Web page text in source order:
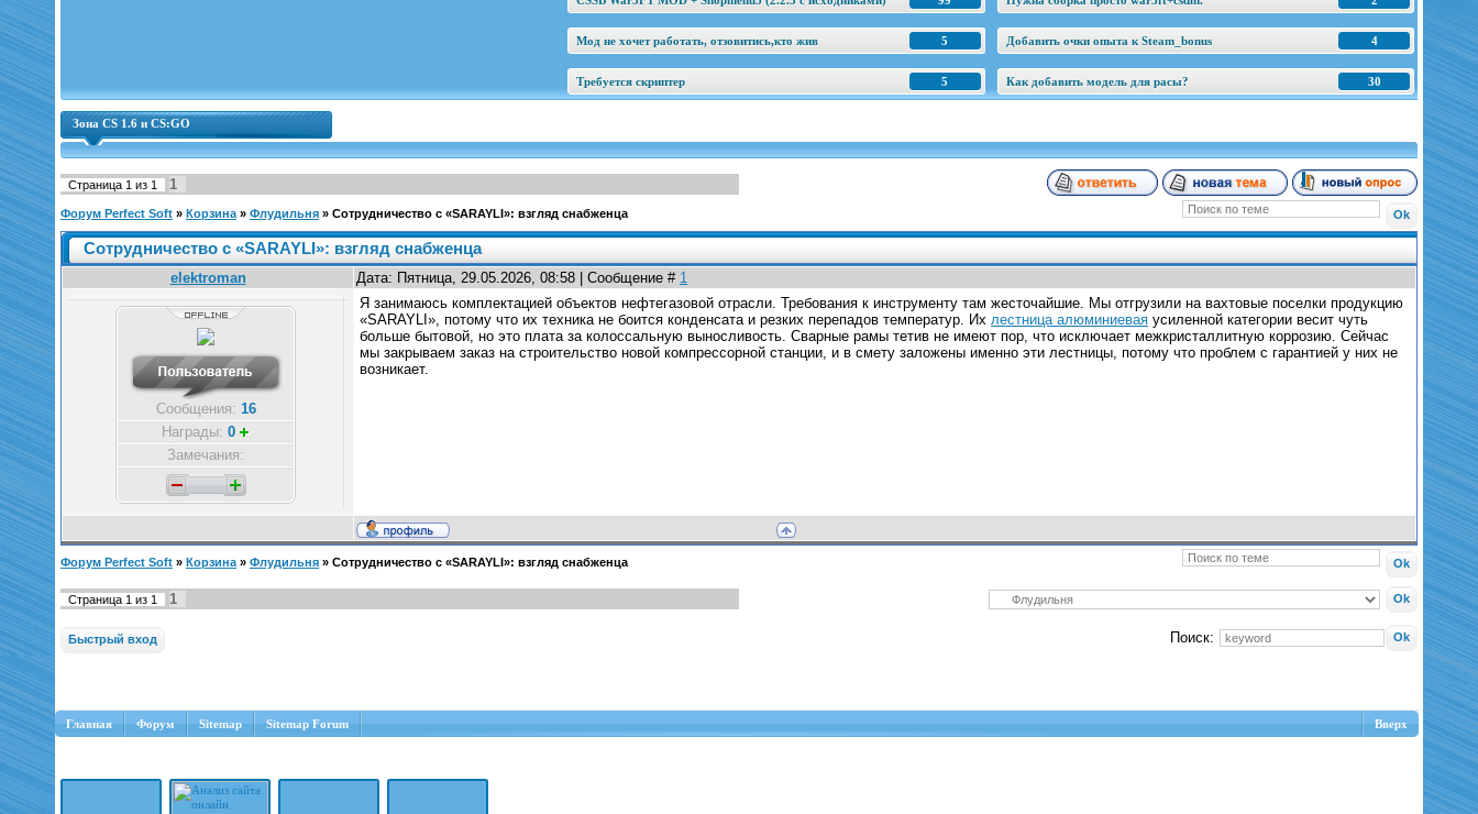
5
Мод не хочет работать, отзовитись,кто жив 4
Добавить очки опыта к Steam_bonus
5
Требуется скриптер 30
Как добавить модель для расы?
Зона CS 1.6 и CS:GO
Страница 1 из 1 1
Форум Perfect Soft » Корзина » Флудильня » Сотрудничество с «SARAYLI»: взгляд снабженца
Сотрудничество с «SARAYLI»: взгляд снабженца
elektroman Дата: Пятница, 29.05.2026, 08:58 | Сообщение # 1
Сообщения: 16
Награды: 0
Замечания:
Я занимаюсь комплектацией объектов нефтегазовой отрасли. Требования к инструменту там жесточайшие. Мы отгрузили на вахтовые поселки продукцию
«SARAYLI», потому что их техника не боится конденсата и резких перепадов температур. Их лестница алюминиевая усиленной категории весит чуть
больше бытовой, но это плата за колоссальную выносливость. Сварные рамы тетив не имеют пор, что исключает межкристаллитную коррозию. Сейчас
мы закрываем заказ на строительство новой компрессорной станции, и в смету заложены именно эти лестницы, потому что проблем с гарантией у них не
возникает.
Форум Perfect Soft » Корзина » Флудильня » Сотрудничество с «SARAYLI»: взгляд снабженца
Страница 1 из 1 1
Поиск:
Главная Форум Sitemap Sitemap Forum Вверх